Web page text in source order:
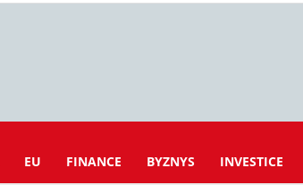
EU FINANCE BYZNYS INVESTICE